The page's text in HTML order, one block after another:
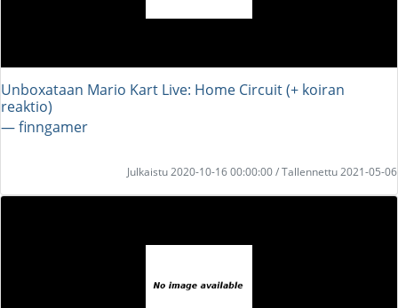
Unboxataan Mario Kart Live: Home Circuit (+ koiran
reaktio)
― finngamer
Julkaistu 2020-10-16 00:00:00 / Tallennettu 2021-05-06